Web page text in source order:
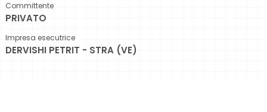
Committente
PRIVATO
Impresa esecutrice
DERVISHI PETRIT - STRA (VE)